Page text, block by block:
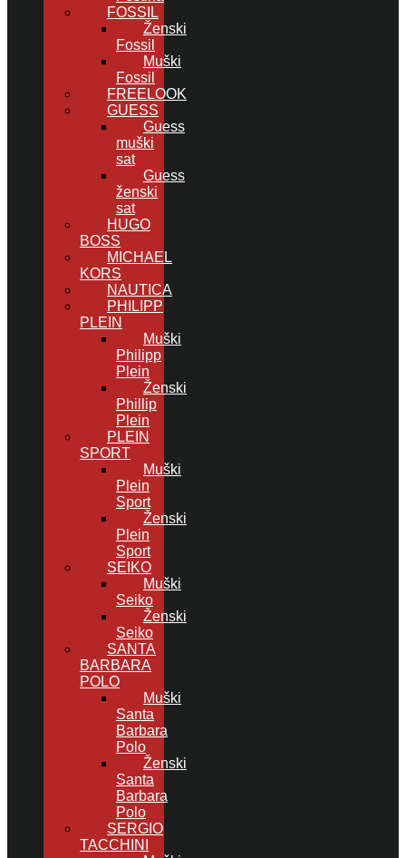
FOSSIL
Ženski
Fossil
Muški
Fossil
FREELOOK
GUESS
Guess
muški
sat
Guess
ženski
sat
HUGO
BOSS
MICHAEL
KORS
NAUTICA
PHILIPP
PLEIN
Muški
Philipp
Plein
Ženski
Phillip
Plein
PLEIN
SPORT
Muški
Plein
Sport
Ženski
Plein
Sport
SEIKO
Muški
Seiko
Ženski
Seiko
SANTA
BARBARA
POLO
Muški
Santa
Barbara
Polo
Ženski
Santa
Barbara
Polo
SERGIO
TACCHINI